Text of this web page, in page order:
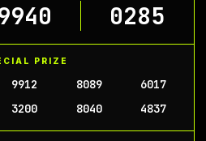
0285
PRIZE
9912 8089
6017
3200 8040 4837